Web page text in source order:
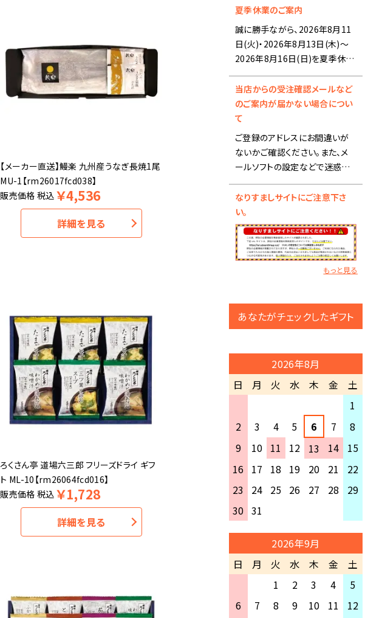
【メーカー直送】鰻楽 九州産うなぎ長焼1尾
MU-1【rm26017fcd038】
販売価格 税込 ￥4,536
詳細を見る
ろくさん亭 道場六三郎 フリーズドライ ギフ
ト ML-10【rm26064fcd016】
販売価格 税込 ￥1,728
詳細を見る
夏季休業のご案内
誠に勝手ながら、2026年8月11
日(火)・2026年8月13日(木)～
2026年8月16日(日)を夏季休業
とさせていただきます。
■夏季休業前の出荷スケジュー
ルにつきまして■
【8月12日(水) 15:00までのご注
文】
※銀行振込の場合、入金確認
後の出荷になります。
・ブックタイプ-カタログギフト以
外の商品：商品により、出荷日が
下さい。
※商品によりましては、8月17
ございます。
【8月12日(水)15:00以降のご注
文】
夏季休業中にいただきましたご
注文・商品の発送・お問い合わせ
に関しましては、 2026年8月17
いただきます。
注文状況などにより、ご指定いた
い場合がございます。
何卒ご了承くださいませ。
期間中はご不便をおかけします
が何卒よろしくお願い致します。
当店からの受注確認メールなど
のご案内が届かない場合につい
て
ご登録のアドレスにお間違いが
ないかご確認ください。また、メ
ールソフトの設定などで迷惑メ
ールフォルダに入ることがありま
すので、そちらも合わせご確認く
ださい。
メール設定で受信拒否になって
いる場合は、
info@rambbit.netの受信許可
り、 パソコンからのメール受信が
されないという可能性もござい
ご登録をおすすめいたします。
上記をご確認いただいたにもか
かわらず、弊店よりのメールが確
認できない場合、お手数ですがご
連絡いただけますようお願いい
たします。
なりすましサイトにご注意下さ
い。
もっと見る
あなたがチェックしたギフト
2026年8月
日
月 火 水 木 金
土
1
2
3 4 5 6 7
8
9
10 11 12 13 14
15
16 17 18 19 20 21
22
23
24 25 26 27 28
29
30 31
2026年9月
日
月 火 水 木 金
土
1
2 3 4
5
6
7 8 9 10 11
12